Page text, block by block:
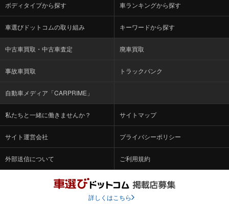
ボディタイプから探す 車ランキングから探す
車選びドットコムの取り組み キーワードから探す
中古車買取・中古車査定 廃車買取
事故車買取 トラックバンク
自動車メディア「CARPRIME」
私たちと一緒に働きませんか？ サイトマップ
サイト運営会社 プライバシーポリシー
外部送信について ご利用規約
詳しくはこちら